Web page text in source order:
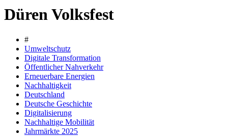
Düren Volksfest
#
Umweltschutz
Digitale Transformation
Öffentlicher Nahverkehr
Erneuerbare Energien
Nachhaltigkeit
Deutschland
Deutsche Geschichte
Digitalisierung
Nachhaltige Mobilität
Jahrmärkte 2025